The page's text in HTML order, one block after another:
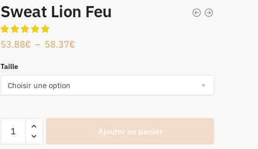
Sweat Lion Feu
53.88€ – 58.37€
Taille
Ajouter au panier